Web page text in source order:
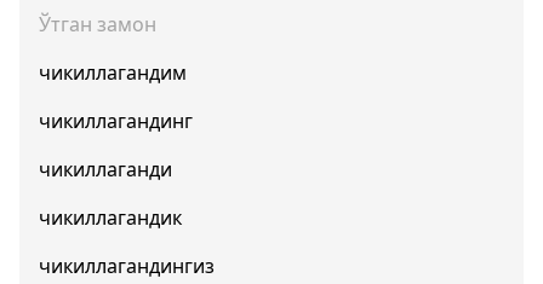
Ўтган замон
чикиллагандим
чикиллагандинг
чикиллаганди
чикиллагандик
чикиллагандингиз